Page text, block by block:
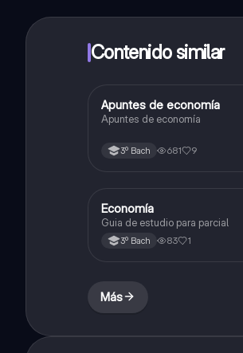
Contenido similar
Otros
Apuntes de economía
Apuntes de economía
3º Bach 681 9
Otros
Economía
Guia de estudio para parcial
3º Bach 83 1
Más